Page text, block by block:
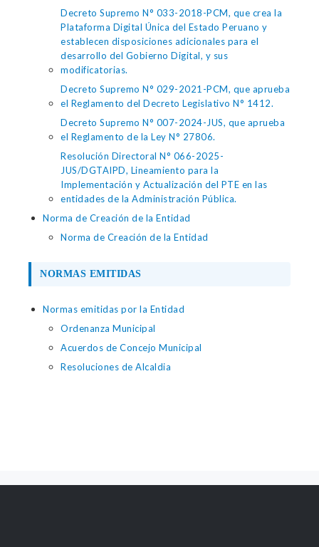
Decreto Supremo N° 033-2018-PCM, que crea la
Plataforma Digital Única del Estado Peruano y
establecen disposiciones adicionales para el
desarrollo del Gobierno Digital, y sus
modificatorias.
Decreto Supremo N° 029-2021-PCM, que aprueba
el Reglamento del Decreto Legislativo N° 1412.
Decreto Supremo N° 007-2024-JUS, que aprueba
el Reglamento de la Ley N° 27806.
Resolución Directoral N° 066-2025-
JUS/DGTAIPD, Lineamiento para la
Implementación y Actualización del PTE en las
entidades de la Administración Pública.
Norma de Creación de la Entidad
Norma de Creación de la Entidad
NORMAS EMITIDAS
Normas emitidas por la Entidad
Ordenanza Municipal
Acuerdos de Concejo Municipal
Resoluciones de Alcaldia